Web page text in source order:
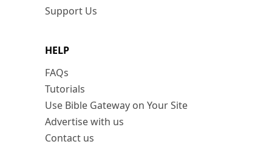
Support Us
HELP
FAQs
Tutorials
Use Bible Gateway on Your Site
Advertise with us
Contact us